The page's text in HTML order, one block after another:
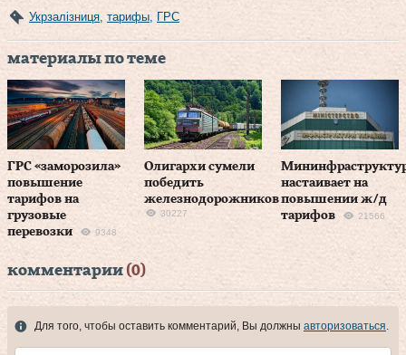
Укрзалізниця тарифы ГРС
материалы по теме
ГРС «заморозила»
повышение
тарифов на
грузовые
перевозки
9348
Олигархи сумели
победить
железнодорожников
30227
настаивает на
повышении ж/д
тарифов
21566
комментарии (0)
Для того, чтобы оставить комментарий, Вы должны авторизоваться.